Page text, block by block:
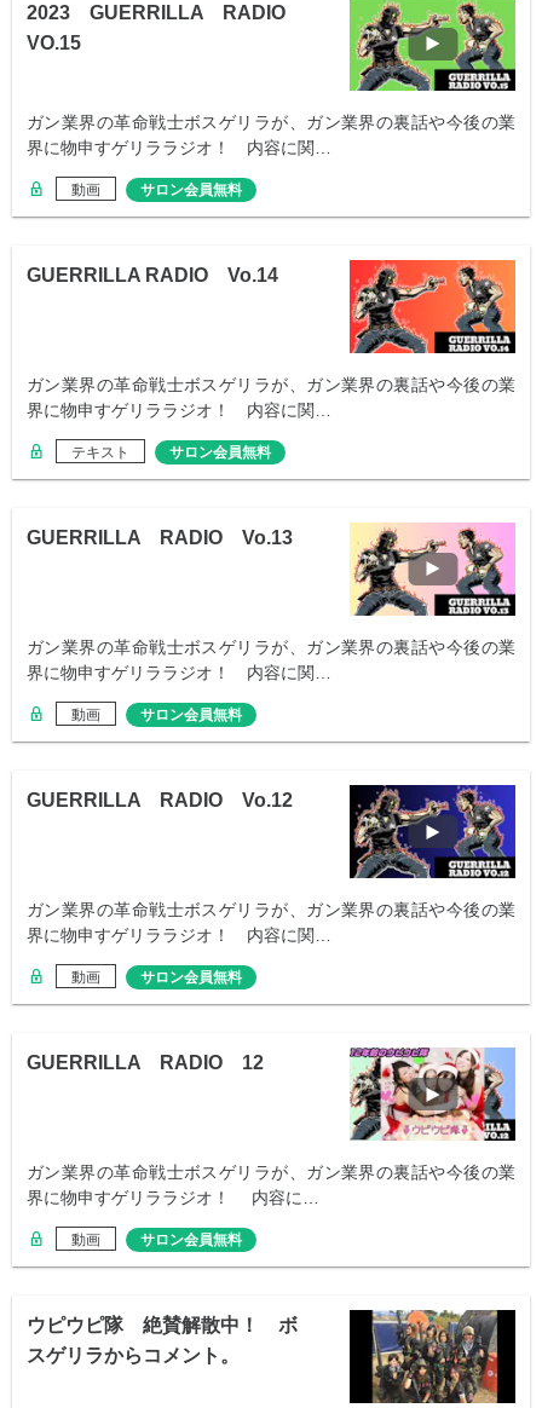
2023 GUERRILLA RADIO
VO.15
ガン業界の革命戦士ボスゲリラが、ガン業界の裏話や今後の業
界に物申すゲリララジオ！ 内容に関…
動画 サロン会員無料
GUERRILLA RADIO Vo.14
ガン業界の革命戦士ボスゲリラが、ガン業界の裏話や今後の業
界に物申すゲリララジオ！ 内容に関…
テキスト サロン会員無料
GUERRILLA RADIO Vo.13
ガン業界の革命戦士ボスゲリラが、ガン業界の裏話や今後の業
界に物申すゲリララジオ！ 内容に関…
動画 サロン会員無料
GUERRILLA RADIO Vo.12
ガン業界の革命戦士ボスゲリラが、ガン業界の裏話や今後の業
界に物申すゲリララジオ！ 内容に関…
動画 サロン会員無料
GUERRILLA RADIO 12
ガン業界の革命戦士ボスゲリラが、ガン業界の裏話や今後の業
界に物申すゲリララジオ！ 内容に…
動画 サロン会員無料
ウピウピ隊 絶賛解散中！ ボ
スゲリラからコメント。